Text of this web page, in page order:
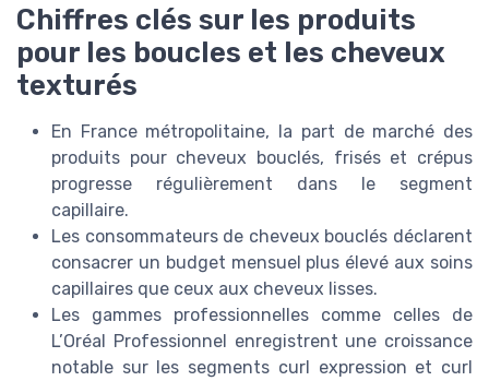
Chiffres clés sur les produits
pour les boucles et les cheveux
texturés
En France métropolitaine, la part de marché des
produits pour cheveux bouclés, frisés et crépus
progresse régulièrement dans le segment
capillaire.
Les consommateurs de cheveux bouclés déclarent
consacrer un budget mensuel plus élevé aux soins
capillaires que ceux aux cheveux lisses.
Les gammes professionnelles comme celles de
L’Oréal Professionnel enregistrent une croissance
notable sur les segments curl expression et curl